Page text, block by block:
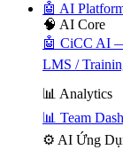
🤖 AI
🧠 AI Core
🤖 CiCC AI
LMS /
📊 Analytics
📊 Team
⚙️ AI Ứng